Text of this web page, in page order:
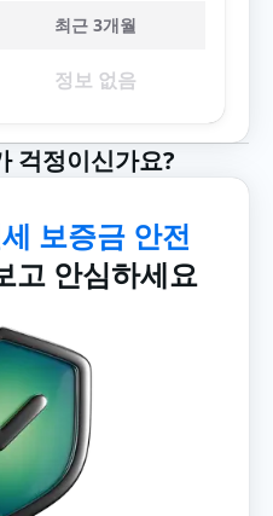
최근 3개월
정보 없음
걱정이신가요?
보증금 안전
고 안심하세요